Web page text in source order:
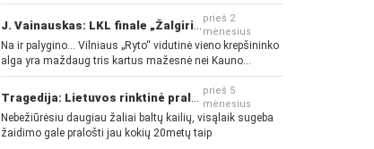
prieš 2
mėnesius
Na ir palygino... Vilniaus „Ryto“ vidutinė vieno krepšininko
alga yra maždaug tris kartus mažesnė nei Kauno
„Žalgirio“... Mokama už sugebėjimus... Nėra pinigų - nėra
gerų žaidėjų...
prieš 5
mėnesius
Nebežiūrėsiu daugiau žaliai baltų kailių, visąlaik sugeba
žaidimo gale pralošti jau kokių 20metų taip